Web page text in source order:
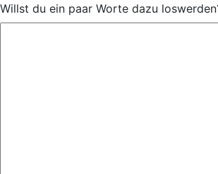
Willst du ein paar Worte dazu